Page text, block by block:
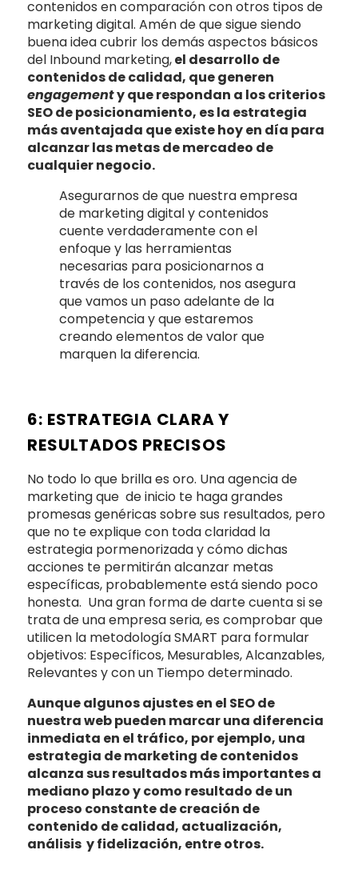
contenidos en comparación con otros tipos de
marketing digital. Amén de que sigue siendo
buena idea cubrir los demás aspectos básicos
del Inbound marketing,el desarrollo de
contenidos de calidad, que generen
engagementy que respondan a los criterios
SEO de posicionamiento, es la estrategia
más aventajada que existe hoy en día para
alcanzar las metas de mercadeo de
cualquier negocio.
Asegurarnos de que nuestra empresa
de marketing digital y contenidos
cuente verdaderamente con el
enfoque y las herramientas
necesarias para posicionarnos a
través de los contenidos, nos asegura
que vamos un paso adelante de la
competencia y que estaremos
creando elementos de valor que
marquen la diferencia.
6: ESTRATEGIA CLARA Y
RESULTADOS PRECISOS
No todo lo que brilla es oro. Una agencia de
marketing que de inicio te haga grandes
promesas genéricas sobre sus resultados, pero
que no te explique con toda claridad la
estrategia pormenorizada y cómo dichas
acciones te permitirán alcanzar metas
específicas, probablemente está siendo poco
honesta. Una gran forma de darte cuenta si se
trata de una empresa seria, es comprobar que
utilicen la metodología SMART para formular
objetivos: Específicos, Mesurables, Alcanzables,
Relevantes y con un Tiempo determinado.
Aunque algunos ajustes en el SEO de
nuestra web pueden marcar una diferencia
inmediata en el tráfico, por ejemplo, una
estrategia de marketing de contenidos
alcanza sus resultados más importantes a
mediano plazo y como resultado de un
proceso constante de creación de
contenido de calidad, actualización,
análisis y fidelización, entre otros.